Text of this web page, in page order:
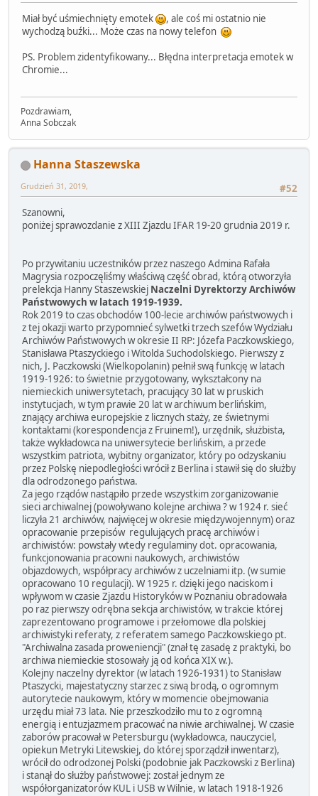
Miał być uśmiechnięty emotek
, ale coś mi ostatnio nie
wychodzą buźki... Może czas na nowy telefon
PS. Problem zidentyfikowany... Błędna interpretacja emotek w
Chromie...
Pozdrawiam,
Anna Sobczak
Hanna Staszewska
#52
Grudzień 31, 2019,
Szanowni,
poniżej sprawozdanie z XIII Zjazdu IFAR 19-20 grudnia 2019 r.
Po przywitaniu uczestników przez naszego Admina Rafała
Magrysia rozpoczęliśmy właściwą część obrad, którą otworzyła
prelekcja Hanny Staszewskiej Naczelni Dyrektorzy Archiwów
Państwowych w latach 1919-1939.
Rok 2019 to czas obchodów 100-lecie archiwów państwowych i
z tej okazji warto przypomnieć sylwetki trzech szefów Wydziału
Archiwów Państwowych w okresie II RP: Józefa Paczkowskiego,
Stanisława Ptaszyckiego i Witolda Suchodolskiego. Pierwszy z
nich, J. Paczkowski (Wielkopolanin) pełnił swą funkcję w latach
1919-1926: to świetnie przygotowany, wykształcony na
niemieckich uniwersytetach, pracujący 30 lat w pruskich
instytucjach, w tym prawie 20 lat w archiwum berlińskim,
znający archiwa europejskie z licznych staży, ze świetnymi
kontaktami (korespondencja z Fruinem!), urzędnik, służbista,
także wykładowca na uniwersytecie berlińskim, a przede
wszystkim patriota, wybitny organizator, który po odzyskaniu
przez Polskę niepodległości wrócił z Berlina i stawił się do służby
dla odrodzonego państwa.
Za jego rządów nastąpiło przede wszystkim zorganizowanie
sieci archiwalnej (powoływano kolejne archiwa ? w 1924 r. sieć
liczyła 21 archiwów, najwięcej w okresie międzywojennym) oraz
opracowanie przepisów regulujących pracę archiwów i
archiwistów: powstały wtedy regulaminy dot. opracowania,
funkcjonowania pracowni naukowych, archiwistów
objazdowych, współpracy archiwów z uczelniami itp. (w sumie
opracowano 10 regulacji). W 1925 r. dzięki jego naciskom i
wpływom w czasie Zjazdu Historyków w Poznaniu obradowała
po raz pierwszy odrębna sekcja archiwistów, w trakcie której
zaprezentowano programowe i przełomowe dla polskiej
archiwistyki referaty, z referatem samego Paczkowskiego pt.
"Archiwalna zasada proweniencji" (znał tę zasadę z praktyki, bo
archiwa niemieckie stosowały ją od końca XIX w.).
Kolejny naczelny dyrektor (w latach 1926-1931) to Stanisław
Ptaszycki, majestatyczny starzec z siwą brodą, o ogromnym
autorytecie naukowym, który w momencie obejmowania
urzędu miał 73 lata. Nie przeszkodziło mu to z ogromną
energią i entuzjazmem pracować na niwie archiwalnej. W czasie
zaborów pracował w Petersburgu (wykładowca, nauczyciel,
opiekun Metryki Litewskiej, do której sporządził inwentarz),
wrócił do odrodzonej Polski (podobnie jak Paczkowski z Berlina)
i stanął do służby państwowej: został jednym ze
współorganizatorów KUL i USB w Wilnie, w latach 1918-1926